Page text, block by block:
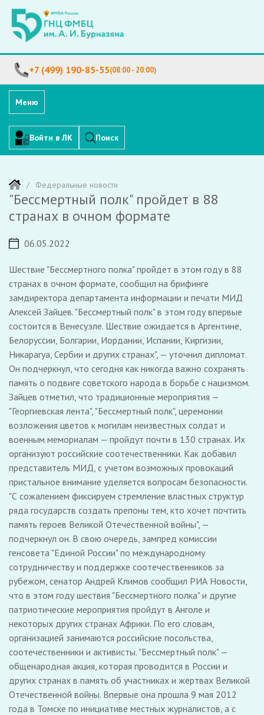
+7 (499) 190-85-55(08:00 - 20:00)
Меню
Войти в ЛК Поиск
Федеральные новости
"Бессмертный полк" пройдет в 88
странах в очном формате
06.05.2022
Шествие "Бессмертного полка" пройдет в этом году в 88
странах в очном формате, сообщил на брифинге
замдиректора департамента информации и печати МИД
Алексей Зайцев. "Бессмертный полк" в этом году впервые
состоится в Венесуэле. Шествие ожидается в Аргентине,
Белоруссии, Болгарии, Иордании, Испании, Киргизии,
Никарагуа, Сербии и других странах", — уточнил дипломат.
Он подчеркнул, что сегодня как никогда важно сохранять
память о подвиге советского народа в борьбе с нацизмом.
Зайцев отметил, что традиционные мероприятия —
"Георгиевская лента", "Бессмертный полк", церемонии
возложения цветов к могилам неизвестных солдат и
военным мемориалам — пройдут почти в 130 странах. Их
организуют российские соотечественники. Как добавил
представитель МИД, с учетом возможных провокаций
пристальное внимание уделяется вопросам безопасности.
"С сожалением фиксируем стремление властных структур
ряда государств создать препоны тем, кто хочет почтить
память героев Великой Отечественной войны", —
подчеркнул он. В свою очередь, зампред комиссии
генсовета "Единой России" по международному
сотрудничеству и поддержке соотечественников за
рубежом, сенатор Андрей Климов сообщил РИА Новости,
что в этом году шествия "Бессмертного полка" и другие
патриотические мероприятия пройдут в Анголе и
некоторых других странах Африки. По его словам,
организацией занимаются российские посольства,
соотечественники и активисты. "Бессмертный полк" —
общенародная акция, которая проводится в России и
других странах в память об участниках и жертвах Великой
Отечественной войны. Впервые она прошла 9 мая 2012
года в Томске по инициативе местных журналистов, а с